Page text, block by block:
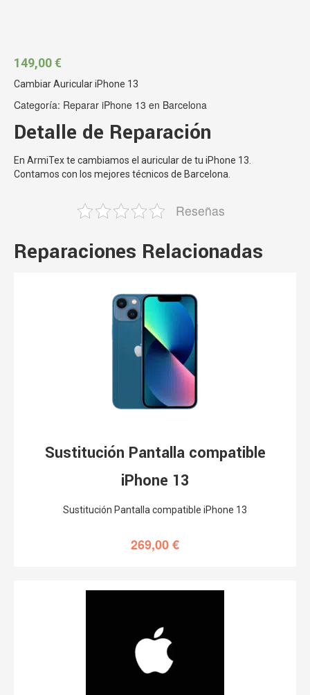
149,00€
Cambiar Auricular iPhone 13
Categoría: Reparar iPhone 13 en Barcelona
Detalle de Reparación
En ArmiTex te cambiamos el auricular de tu iPhone 13.
Contamos con los mejores técnicos de Barcelona.
Reseñas
Reparaciones Relacionadas
Sustitución Pantalla compatible
iPhone 13
Sustitución Pantalla compatible iPhone 13
269,00€